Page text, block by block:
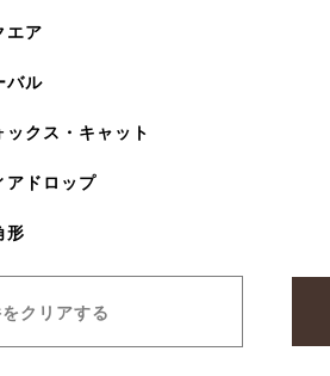
エア
バル
ックス・キャット
アドロップ
形
クリアする